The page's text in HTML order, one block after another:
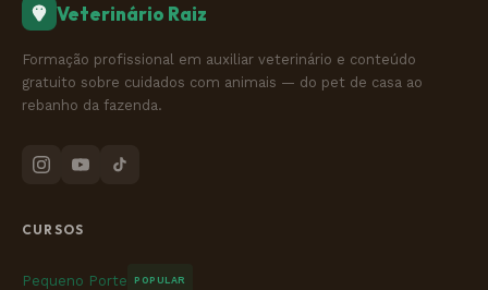
Veterinário Raiz
Formação profissional em auxiliar veterinário e conteúdo
gratuito sobre cuidados com animais — do pet de casa ao
rebanho da fazenda.
CURSOS
Pequeno Porte POPULAR